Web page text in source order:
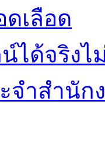
เลือด
ได้จริงไ
จำสำนัก